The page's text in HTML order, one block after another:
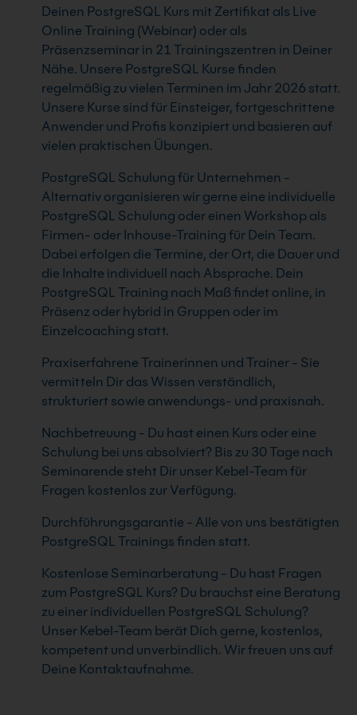
Deinen PostgreSQL Kurs mit Zertifikat als Live
Online Training (Webinar) oder als
Präsenzseminar in 21 Trainingszentren in Deiner
Nähe. Unsere PostgreSQL Kurse finden
regelmäßig zu vielen Terminen im Jahr 2026 statt.
Unsere Kurse sind für Einsteiger, fortgeschrittene
Anwender und Profis konzipiert und basieren auf
vielen praktischen Übungen.
PostgreSQL Schulung für Unternehmen -
Alternativ organisieren wir gerne eine individuelle
PostgreSQL Schulung oder einen Workshop als
Firmen- oder Inhouse-Training für Dein Team.
Dabei erfolgen die Termine, der Ort, die Dauer und
die Inhalte individuell nach Absprache. Dein
PostgreSQL Training nach Maß findet online, in
Präsenz oder hybrid in Gruppen oder im
Einzelcoaching statt.
Praxiserfahrene Trainerinnen und Trainer - Sie
vermitteln Dir das Wissen verständlich,
strukturiert sowie anwendungs- und praxisnah.
Nachbetreuung - Du hast einen Kurs oder eine
Schulung bei uns absolviert? Bis zu 30 Tage nach
Seminarende steht Dir unser Kebel-Team für
Fragen kostenlos zur Verfügung.
Durchführungsgarantie - Alle von uns bestätigten
PostgreSQL Trainings finden statt.
Kostenlose Seminarberatung - Du hast Fragen
zum PostgreSQL Kurs? Du brauchst eine Beratung
zu einer individuellen PostgreSQL Schulung?
Unser Kebel-Team berät Dich gerne, kostenlos,
kompetent und unverbindlich. Wir freuen uns auf
Deine Kontaktaufnahme.